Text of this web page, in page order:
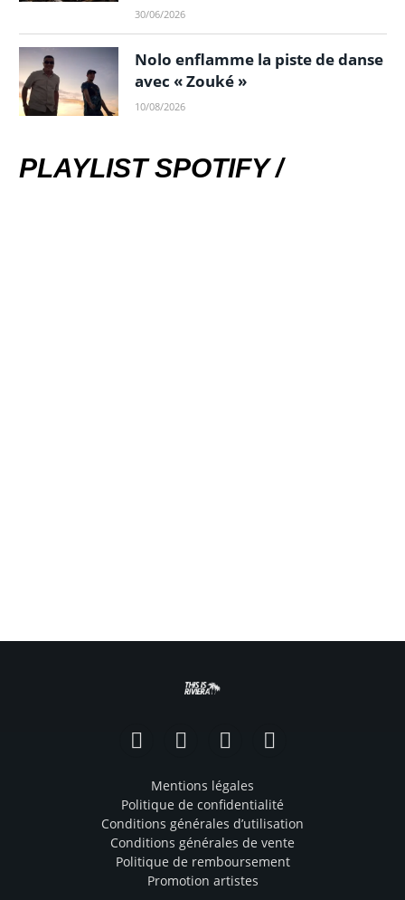
30/06/2026
Nolo enflamme la piste de danse
avec « Zouké »
10/08/2026
PLAYLIST SPOTIFY /
FacebookInstagramTikTok YouTube
Mentions légales
Politique de confidentialité
Conditions générales d’utilisation
Conditions générales de vente
Politique de remboursement
Promotion artistes